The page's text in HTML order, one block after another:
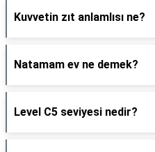
Kuvvetin zıt anlamlısı ne?
Natamam ev ne demek?
Level C5 seviyesi nedir?